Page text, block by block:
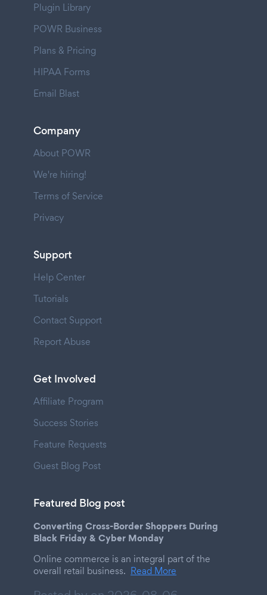
Plugin Library
POWR Business
Plans & Pricing
HIPAA Forms
Email Blast
Company
About POWR
We're hiring!
Terms of Service
Privacy
Support
Help Center
Tutorials
Contact Support
Report Abuse
Get Involved
Affiliate Program
Success Stories
Feature Requests
Guest Blog Post
Featured Blog post
Converting Cross-Border Shoppers During
Black Friday & Cyber Monday
Online commerce is an integral part of the
overall retail business. Read More